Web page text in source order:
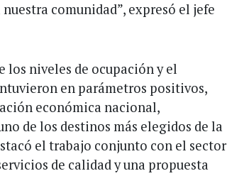
comunidad”, expresó el jefe
los niveles de ocupación y el
en parámetros positivos,
económica nacional,
de los destinos más elegidos de la
el trabajo conjunto con el sector
de calidad y una propuesta